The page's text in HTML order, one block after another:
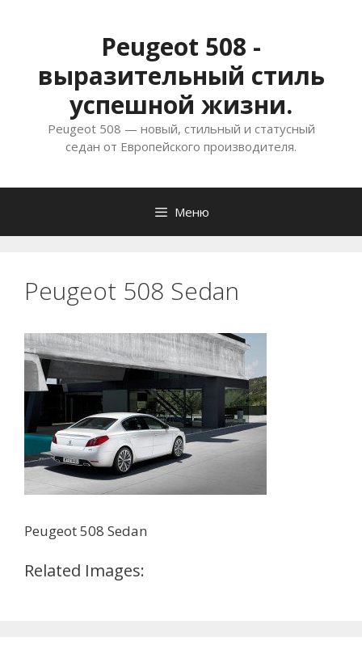
Peugeot 508 -
выразительный стиль
успешной жизни.
Peugeot 508 — новый, стильный и статусный
седан от Европейского производителя.
Меню
Peugeot 508 Sedan
Peugeot 508 Sedan
Related Images: